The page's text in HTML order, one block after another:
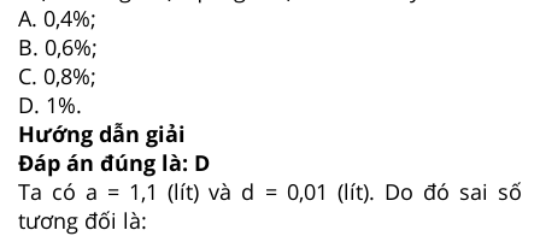
A. 0,4%;
B. 0,6%;
C. 0,8%;
D. 1%.
Hướng dẫn giải
Đáp án đúng là: D
Ta có a = 1,1 (lít) và d = 0,01 (lít). Do đó sai số
tương đối là: